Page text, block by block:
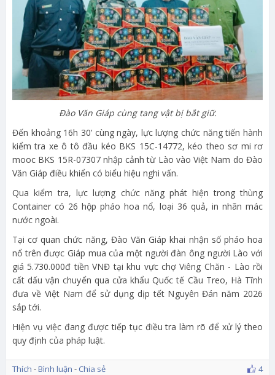
Đào Văn Giáp cùng tang vật bị bắt giữ.
Đến khoảng 16h 30’ cùng ngày, lực lượng chức năng tiến hành
kiểm tra xe ô tô đầu kéo BKS 15C-14772, kéo theo sơ mi rơ
mooc BKS 15R-07307 nhập cảnh từ Lào vào Việt Nam do Đào
Văn Giáp điều khiển có biểu hiệu nghi vấn.
Qua kiểm tra, lực lượng chức năng phát hiện trong thùng
Container có 26 hộp pháo hoa nổ, loại 36 quả, in nhãn mác
nước ngoài.
Tại cơ quan chức năng, Đào Văn Giáp khai nhận số pháo hoa
nổ trên được Giáp mua của một người đàn ông người Lào với
giá 5.730.000đ tiền VNĐ tại khu vực chợ Viêng Chăn - Lào rồi
cất dấu vận chuyển qua cửa khẩu Quốc tế Cầu Treo, Hà Tĩnh
đưa về Việt Nam để sử dụng dịp tết Nguyên Đán năm 2026
sắp tới.
Hiện vụ việc đang được tiếp tục điều tra làm rõ để xử lý theo
quy định của pháp luật.
Thích -Bình luận - Chia sẻ 4